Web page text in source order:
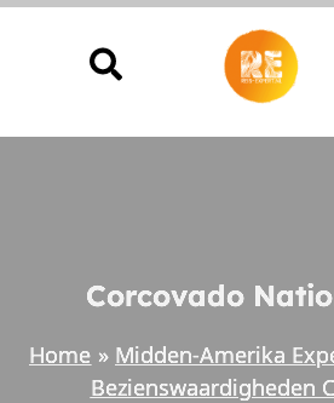
Ga
Corcovado
Home Midden-Amerika
Bezienswaardigheden